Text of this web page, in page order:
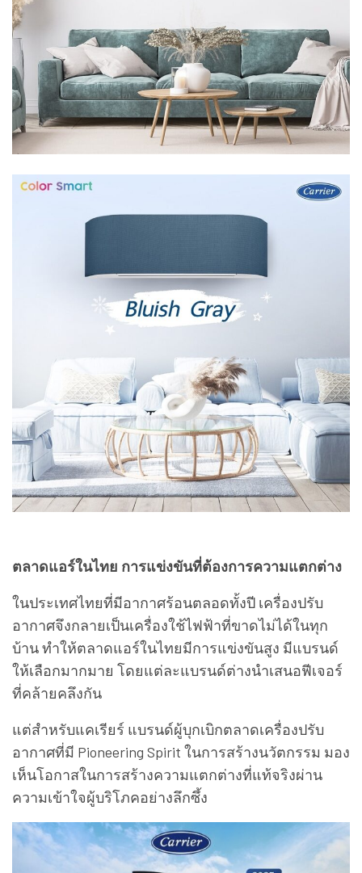
ตลาดแอร์ในไทย การแข่งขันที่ต้องการความแตกต่าง
ในประเทศไทยที่มีอากาศร้อนตลอดทั้งปี เครื่องปรับ
อากาศจึงกลายเป็นเครื่องใช้ไฟฟ้าที่ขาดไม่ได้ในทุก
บ้าน ทำให้ตลาดแอร์ในไทยมีการแข่งขันสูง มีแบรนด์
ให้เลือกมากมาย โดยแต่ละแบรนด์ต่างนำเสนอฟีเจอร์
ที่คล้ายคลึงกัน
แต่สำหรับแคเรียร์ แบรนด์ผู้บุกเบิกตลาดเครื่องปรับ
อากาศที่มี Pioneering Spirit ในการสร้างนวัตกรรม มอง
เห็นโอกาสในการสร้างความแตกต่างที่แท้จริงผ่าน
ความเข้าใจผู้บริโภคอย่างลึกซึ้ง